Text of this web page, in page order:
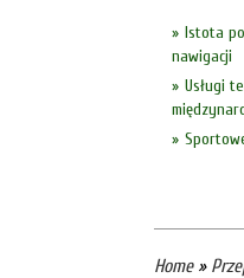
Istota
nawigacji
Usługi
Home»